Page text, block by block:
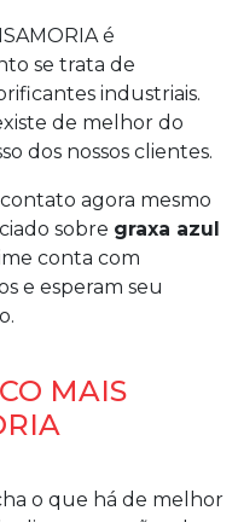
é
se trata de
industriais.
de melhor do
dos nossos clientes.
agora mesmo
sobre graxa azul
conta com
e esperam seu
MAIS
o que há de melhor